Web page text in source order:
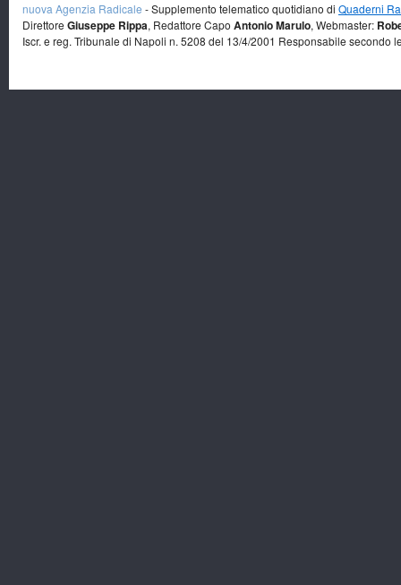
nuova Agenzia Radicale - Supplemento telematico quotidiano di Quaderni
Direttore Giuseppe Rippa, Redattore Capo Antonio Marulo, Webmaster:
Iscr. e reg. Tribunale di Napoli n. 5208 del 13/4/2001 Responsabile secondo